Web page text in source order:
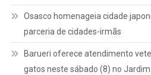
Osasco homenageia cidade
parceria de cidades-irmãs
Barueri oferece atendimento
gatos neste sábado (8) no Jardim